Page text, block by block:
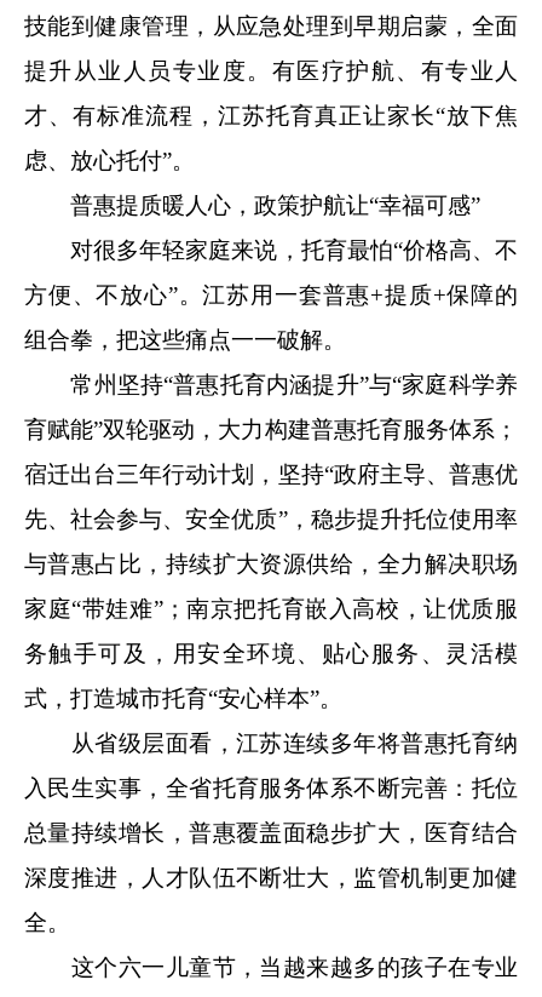
技能到健康管理，从应急处理到早期启蒙，全面
提升从业人员专业度。有医疗护航、有专业人
才、有标准流程，江苏托育真正让家长“放下焦
虑、放心托付”。
普惠提质暖人心，政策护航让“幸福可感”
对很多年轻家庭来说，托育最怕“价格高、不
方便、不放心”。江苏用一套普惠+提质+保障的
组合拳，把这些痛点一一破解。
常州坚持“普惠托育内涵提升”与“家庭科学养
育赋能”双轮驱动，大力构建普惠托育服务体系；
宿迁出台三年行动计划，坚持“政府主导、普惠优
先、社会参与、安全优质”，稳步提升托位使用率
与普惠占比，持续扩大资源供给，全力解决职场
家庭“带娃难”；南京把托育嵌入高校，让优质服
务触手可及，用安全环境、贴心服务、灵活模
式，打造城市托育“安心样本”。
从省级层面看，江苏连续多年将普惠托育纳
入民生实事，全省托育服务体系不断完善：托位
总量持续增长，普惠覆盖面稳步扩大，医育结合
深度推进，人才队伍不断壮大，监管机制更加健
全。
这个六一儿童节，当越来越多的孩子在专业